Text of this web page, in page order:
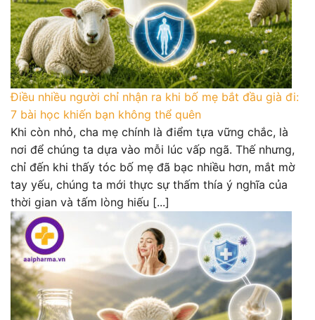
Điều nhiều người chỉ nhận ra khi bố mẹ bắt đầu già đi:
7 bài học khiến bạn không thể quên
Khi còn nhỏ, cha mẹ chính là điểm tựa vững chắc, là
nơi để chúng ta dựa vào mỗi lúc vấp ngã. Thế nhưng,
chỉ đến khi thấy tóc bố mẹ đã bạc nhiều hơn, mắt mờ
tay yếu, chúng ta mới thực sự thấm thía ý nghĩa của
thời gian và tấm lòng hiếu [...]